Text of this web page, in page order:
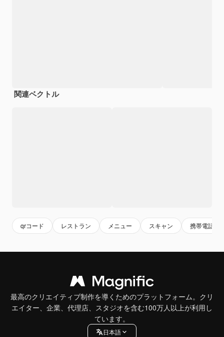
関連ベクトル
qrコード レストラン メニュー スキャン 携帯電話
最高のクリエイティブ制作を導くためのプラットフォーム。クリ
エイター、企業、代理店、スタジオを含む100万人以上が利用し
ています。
日本語